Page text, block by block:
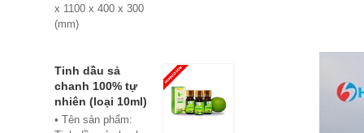
x 1100 x 400 x 300
(mm)
Composite
• Phân phối:
Hoabico
Tinh dầu sả
chanh 100% tự
nhiên (loại 10ml)
• Tên sản phẩm: